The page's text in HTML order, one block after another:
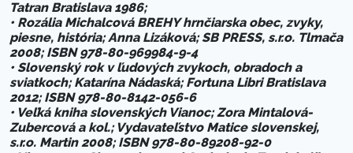
Tatran Bratislava 1986;
• Rozália Michalcová BREHY hrnčiarska obec, zvyky,
piesne, história; Anna Lizáková; SB PRESS, s.r.o. Tlmača
2008; ISBN 978-80-969984-9-4
• Slovenský rok v ľudových zvykoch, obradoch a
sviatkoch; Katarína Nádaská; Fortuna Libri Bratislava
2012; ISBN 978-80-8142-056-6
• Veľká kniha slovenských Vianoc; Zora Mintalová-
Zubercová a kol.; Vydavateľstvo Matice slovenskej,
s.r.o. Martin 2008; ISBN 978-80-89208-92-0